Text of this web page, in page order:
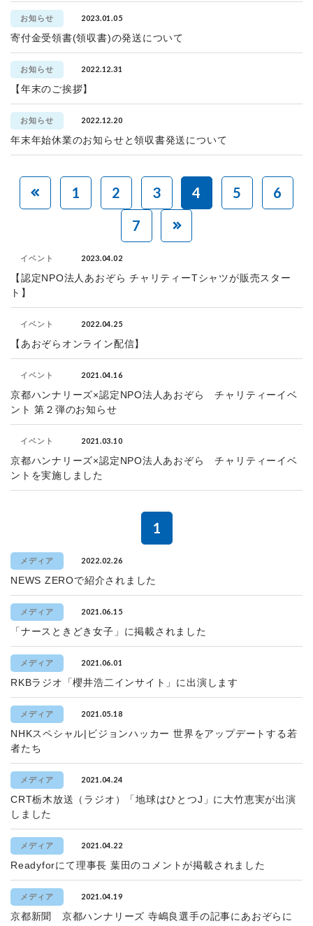
お知らせ 2023.01.05
寄付金受領書(領収書)の発送について
お知らせ 2022.12.31
【年末のご挨拶】
お知らせ 2022.12.20
年末年始休業のお知らせと領収書発送について
1 2 3 4 5
6
7
イベント 2023.04.02
【認定NPO法人あおぞら チャリティーTシャツが販売スター
ト】
イベント 2022.04.25
【あおぞらオンライン配信】
イベント 2021.04.16
京都ハンナリーズ×認定NPO法人あおぞら チャリティーイベ
ント 第２弾のお知らせ
イベント 2021.03.10
京都ハンナリーズ×認定NPO法人あおぞら チャリティーイベ
ントを実施しました
1
メディア 2022.02.26
NEWS ZEROで紹介されました
メディア 2021.06.15
「ナースときどき女子」に掲載されました
メディア 2021.06.01
RKBラジオ「櫻井浩二インサイト」に出演します
メディア 2021.05.18
NHKスペシャル|ビジョンハッカー 世界をアップデートする若
者たち
メディア 2021.04.24
CRT栃木放送（ラジオ）「地球はひとつJ」に大竹恵実が出演
しました
メディア 2021.04.22
Readyforにて理事長 葉田のコメントが掲載されました
メディア 2021.04.19
京都新聞 京都ハンナリーズ 寺嶋良選手の記事にあおぞらに